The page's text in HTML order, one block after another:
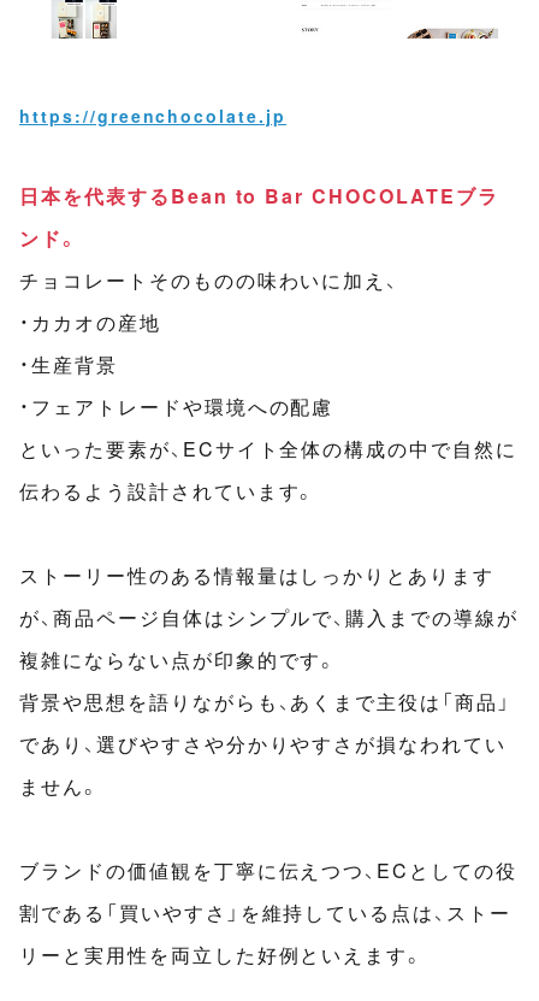
https://greenchocolate.jp
日本を代表するBean to Bar CHOCOLATEブラ
ンド。
チョコレートそのものの味わいに加え、
・カカオの産地
・生産背景
・フェアトレードや環境への配慮
といった要素が、ECサイト全体の構成の中で自然に
伝わるよう設計されています。
ストーリー性のある情報量はしっかりとあります
が、商品ページ自体はシンプルで、購入までの導線が
複雑にならない点が印象的です。
背景や思想を語りながらも、あくまで主役は「商品」
であり、選びやすさや分かりやすさが損なわれてい
ません。
ブランドの価値観を丁寧に伝えつつ、ECとしての役
割である「買いやすさ」を維持している点は、ストー
リーと実用性を両立した好例といえます。